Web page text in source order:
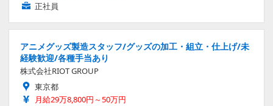
正社員
アニメグッズ製造スタッフ/グッズの加工・組立・仕上げ/未
経験歓迎/各種手当あり
株式会社RIOT GROUP
東京都
月給29万8,800円～50万円